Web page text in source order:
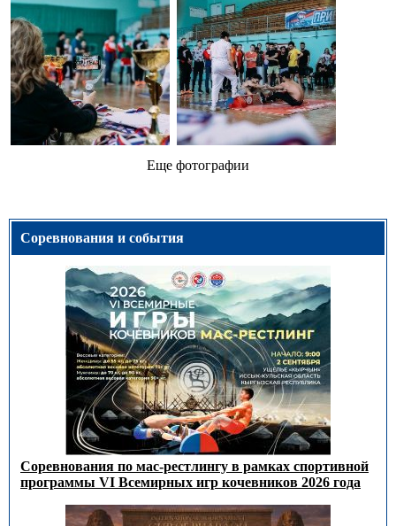
Еще фотографии
Соревнования и события
Соревнования по мас-рестлингу в рамках спортивной
программы VI Всемирных игр кочевников 2026 года